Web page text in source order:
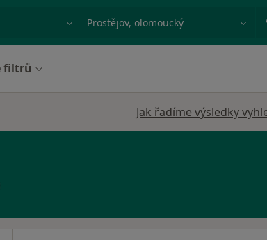
Město nebo region
filtrů
Jak řadíme výsledky